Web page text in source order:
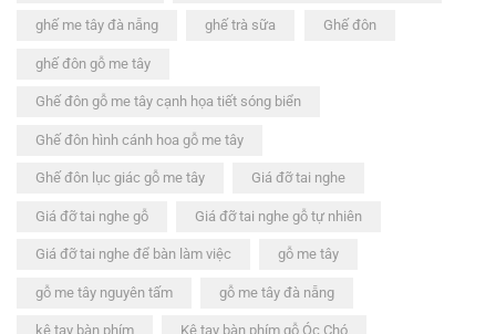
ghế me tây đà nẵng ghế trà sữa Ghế đôn
ghế đôn gỗ me tây
Ghế đôn gỗ me tây cạnh họa tiết sóng biển
Ghế đôn hình cánh hoa gỗ me tây
Ghế đôn lục giác gỗ me tây Giá đỡ tai nghe
Giá đỡ tai nghe gỗ Giá đỡ tai nghe gỗ tự nhiên
Giá đỡ tai nghe để bàn làm việc gỗ me tây
gỗ me tây nguyên tấm gỗ me tây đà nẵng
kê tay bàn phím Kê tay bàn phím gỗ Óc Chó